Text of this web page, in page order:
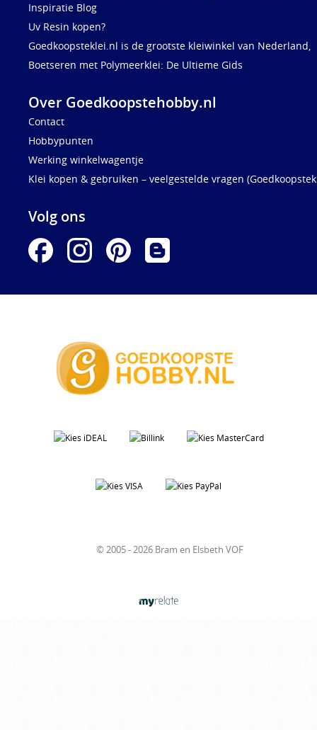
Inspiratie Blog
Uv Resin kopen?
Goedkoopsteklei.nl is de grootste kleiwinkel van Nederland,
Boetseren met Polymeerklei: De Ultieme Gids
Over Goedkoopstehobby.nl
Contact
Hobbypunten
Werking winkelwagentje
Klei kopen & gebruiken – veelgestelde vragen
Volg ons
© 2005 - 2026 Bram en Elsbeth VOF